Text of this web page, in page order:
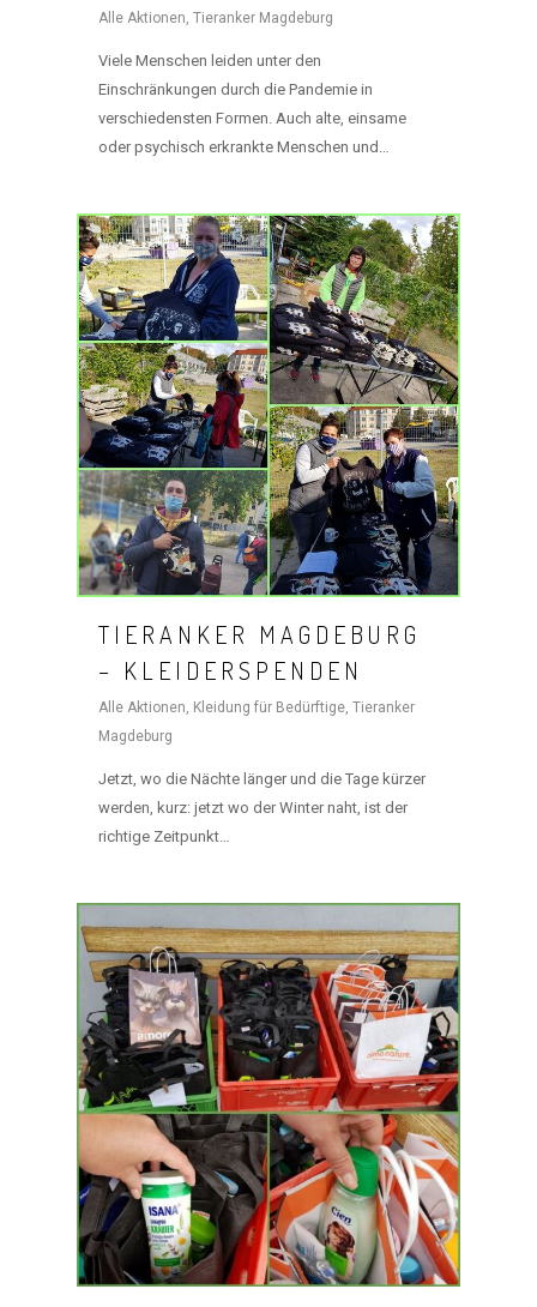
Alle Aktionen, Tieranker Magdeburg
Viele Menschen leiden unter den
Einschränkungen durch die Pandemie in
verschiedensten Formen. Auch alte, einsame
oder psychisch erkrankte Menschen und…
TIERANKER MAGDEBURG
– KLEIDERSPENDEN
Alle Aktionen, Kleidung für Bedürftige, Tieranker
Magdeburg
Jetzt, wo die Nächte länger und die Tage kürzer
werden, kurz: jetzt wo der Winter naht, ist der
richtige Zeitpunkt…